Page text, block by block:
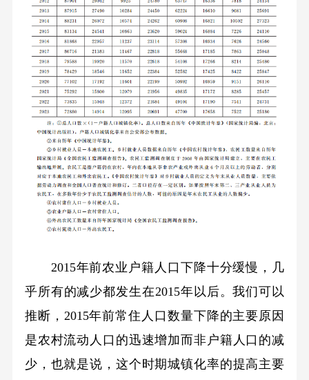
2015年前农业户籍人口下降十分缓慢，几
乎所有的减少都发生在2015年以后。我们可以
推断，2015年前常住人口数量下降的主要原因
是农村流动人口的迅速增加而非户籍人口的减
少，也就是说，这个时期城镇化率的提高主要